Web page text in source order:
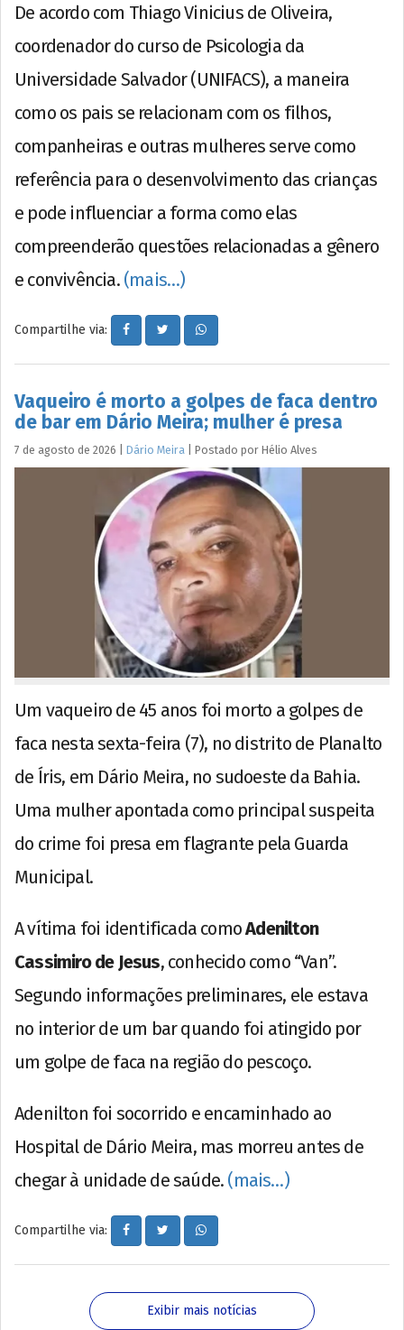
De acordo com Thiago Vinicius de Oliveira,
coordenador do curso de Psicologia da
Universidade Salvador (UNIFACS), a maneira
como os pais se relacionam com os filhos,
companheiras e outras mulheres serve como
referência para o desenvolvimento das crianças
e pode influenciar a forma como elas
compreenderão questões relacionadas a gênero
e convivência. (mais…)
Compartilhe via:
Vaqueiro é morto a golpes de faca dentro
de bar em Dário Meira; mulher é presa
7 de agosto de 2026 Dário Meira Postado por Hélio Alves
Um vaqueiro de 45 anos foi morto a golpes de
faca nesta sexta-feira (7), no distrito de Planalto
de Íris, em Dário Meira, no sudoeste da Bahia.
Uma mulher apontada como principal suspeita
do crime foi presa em flagrante pela Guarda
Municipal.
A vítima foi identificada comoAdenilton
Cassimiro de Jesus, conhecido como “Van”.
Segundo informações preliminares, ele estava
no interior de um bar quando foi atingido por
um golpe de faca na região do pescoço.
Adenilton foi socorrido e encaminhado ao
Hospital de Dário Meira, mas morreu antes de
chegar à unidade de saúde. (mais…)
Compartilhe via:
Exibir mais notícias